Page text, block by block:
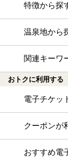
特徴から探
温泉地から
関連キーワ
おトクに利用する
電子チケッ
クーポンが
おすすめ電